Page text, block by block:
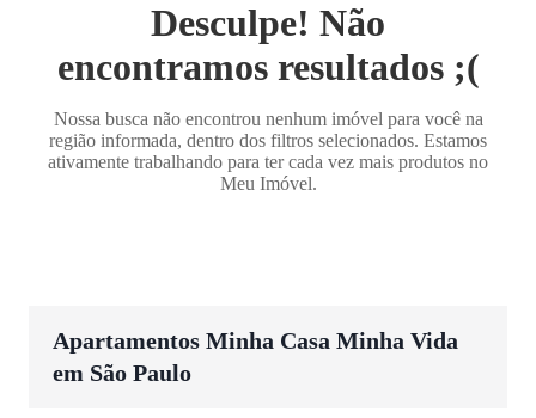
Desculpe! Não
encontramos resultados ;(
Nossa busca não encontrou nenhum imóvel para você na
região informada, dentro dos filtros selecionados. Estamos
ativamente trabalhando para ter cada vez mais produtos no
Meu Imóvel.
Apartamentos Minha Casa Minha Vida
em São Paulo